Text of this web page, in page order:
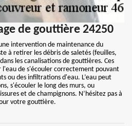
de gouttière 24250
intervention de maintenance du
à retirer les débris de saletés (feuilles,
les canalisations de gouttières. Ces
de s'écouler correctement pouvant
ou des infiltrations d'eau. L’eau peut
s'écouler le long des murs, ou
et de champignons. N’hésitez pas à
votre gouttière.